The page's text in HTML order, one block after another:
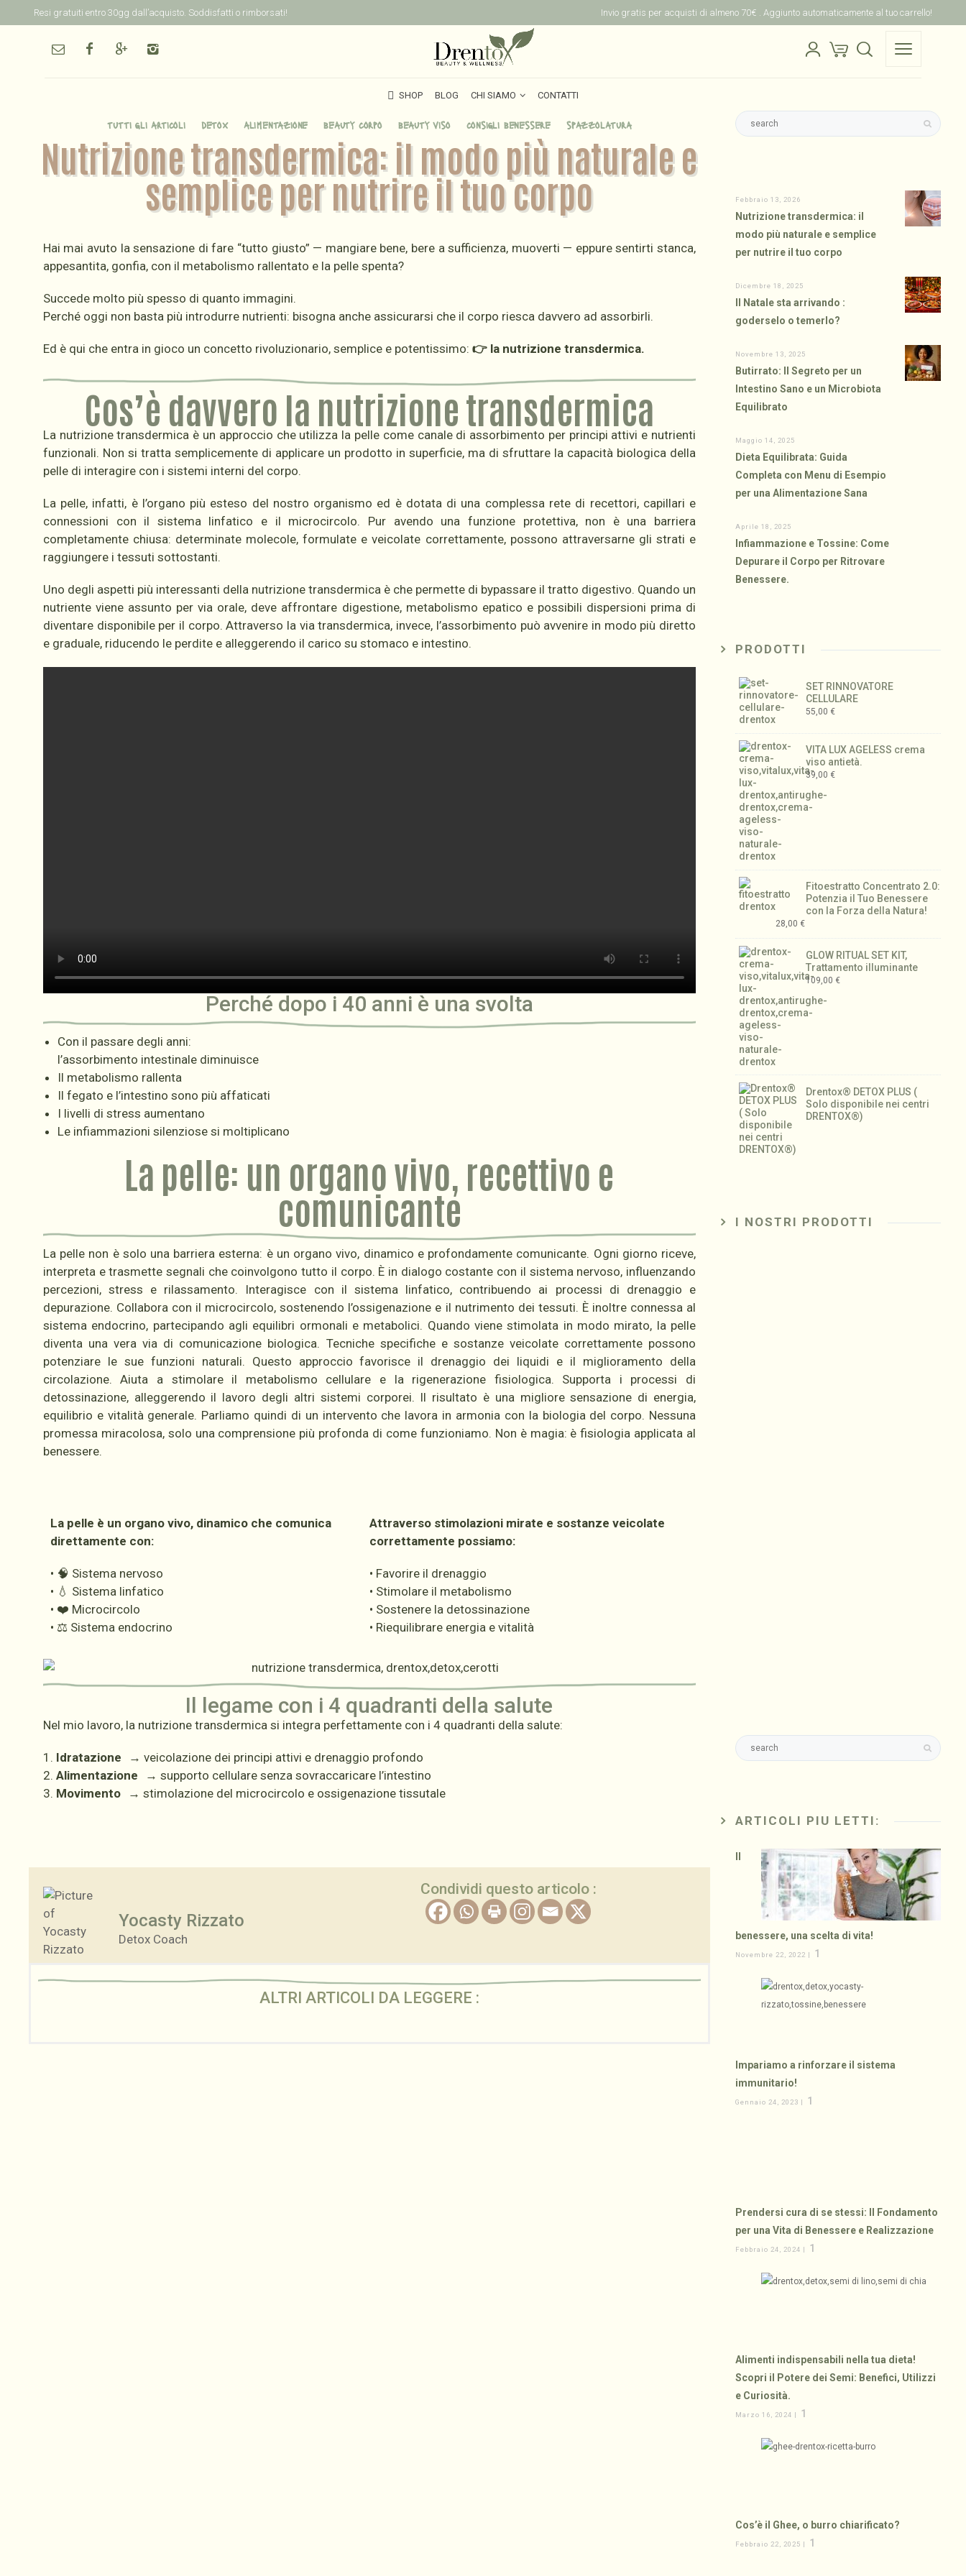
Resi gratuiti entro 30gg dall’acquisto. Soddisfatti o rimborsati! Invio gratis per acquisti di almeno 70€ . Aggiunto automaticamente al tuo carrello!
SHOP BLOG CHI SIAMO CONTATTI
tutti gli articoli detox alimentazione beauty corpo beauty viso consigli benessere spazzolatura
Nutrizione transdermica: il modo più naturale e
semplice per nutrire il tuo corpo
Hai mai avuto la sensazione di fare “tutto giusto” — mangiare bene, bere a sufficienza, muoverti — eppure sentirti stanca,
appesantita, gonfia, con il metabolismo rallentato e la pelle spenta?
Succede molto più spesso di quanto immagini.
Perché oggi non basta più introdurre nutrienti: bisogna anche assicurarsi che il corpo riesca davvero ad assorbirli.
Ed è qui che entra in gioco un concetto rivoluzionario, semplice e potentissimo: 👉 la nutrizione transdermica.
Cos’è davvero la nutrizione transdermica
La nutrizione transdermica è un approccio che utilizza la pelle come canale di assorbimento per principi attivi e nutrienti
funzionali. Non si tratta semplicemente di applicare un prodotto in superficie, ma di sfruttare la capacità biologica della
pelle di interagire con i sistemi interni del corpo.
La pelle, infatti, è l’organo più esteso del nostro organismo ed è dotata di una complessa rete di recettori, capillari e
connessioni con il sistema linfatico e il microcircolo. Pur avendo una funzione protettiva, non è una barriera
completamente chiusa: determinate molecole, formulate e veicolate correttamente, possono attraversarne gli strati e
raggiungere i tessuti sottostanti.
Uno degli aspetti più interessanti della nutrizione transdermica è che permette di bypassare il tratto digestivo. Quando un
nutriente viene assunto per via orale, deve affrontare digestione, metabolismo epatico e possibili dispersioni prima di
diventare disponibile per il corpo. Attraverso la via transdermica, invece, l’assorbimento può avvenire in modo più diretto
e graduale, riducendo le perdite e alleggerendo il carico su stomaco e intestino.
Perché dopo i 40 anni è una svolta
Con il passare degli anni:
l’assorbimento intestinale diminuisce
Il metabolismo rallenta
Il fegato e l’intestino sono più affaticati
I livelli di stress aumentano
Le infiammazioni silenziose si moltiplicano
La pelle: un organo vivo, recettivo e
comunicante
La pelle non è solo una barriera esterna: è un organo vivo, dinamico e profondamente comunicante. Ogni giorno riceve,
interpreta e trasmette segnali che coinvolgono tutto il corpo. È in dialogo costante con il sistema nervoso, influenzando
percezioni, stress e rilassamento. Interagisce con il sistema linfatico, contribuendo ai processi di drenaggio e
depurazione. Collabora con il microcircolo, sostenendo l’ossigenazione e il nutrimento dei tessuti. È inoltre connessa al
sistema endocrino, partecipando agli equilibri ormonali e metabolici. Quando viene stimolata in modo mirato, la pelle
diventa una vera via di comunicazione biologica. Tecniche specifiche e sostanze veicolate correttamente possono
potenziare le sue funzioni naturali. Questo approccio favorisce il drenaggio dei liquidi e il miglioramento della
circolazione. Aiuta a stimolare il metabolismo cellulare e la rigenerazione fisiologica. Supporta i processi di
detossinazione, alleggerendo il lavoro degli altri sistemi corporei. Il risultato è una migliore sensazione di energia,
equilibrio e vitalità generale. Parliamo quindi di un intervento che lavora in armonia con la biologia del corpo. Nessuna
promessa miracolosa, solo una comprensione più profonda di come funzioniamo. Non è magia: è fisiologia applicata al
benessere.
La pelle è un organo vivo, dinamico che comunica
direttamente con:
• 🧠 Sistema nervoso
• 💧 Sistema linfatico
• ❤️ Microcircolo
• ⚖️ Sistema endocrino
Attraverso stimolazioni mirate e sostanze veicolate
correttamente possiamo:
• Favorire il drenaggio
• Stimolare il metabolismo
• Sostenere la detossinazione
• Riequilibrare energia e vitalità
Il legame con i 4 quadranti della salute
Nel mio lavoro, la nutrizione transdermica si integra perfettamente con i 4 quadranti della salute:
1. Idratazione
→ veicolazione dei principi attivi e drenaggio profondo
2. Alimentazione
→ supporto cellulare senza sovraccaricare l’intestino
3. Movimento → stimolazione del microcircolo e ossigenazione tissutale
Yocasty Rizzato
Detox Coach
Condividi questo articolo :
ALTRI ARTICOLI DA LEGGERE :
Febbraio 13, 2026
Nutrizione transdermica: il
modo più naturale e semplice
per nutrire il tuo corpo
Dicembre 18, 2025
Il Natale sta arrivando :
goderselo o temerlo?
Novembre 13, 2025
Butirrato: Il Segreto per un
Intestino Sano e un Microbiota
Equilibrato
Maggio 14, 2025
Dieta Equilibrata: Guida
Completa con Menu di Esempio
per una Alimentazione Sana
Aprile 18, 2025
Infiammazione e Tossine: Come
Depurare il Corpo per Ritrovare
Benessere.
PRODOTTI
SET RINNOVATORE
CELLULARE
55,00 €
VITA LUX AGELESS crema
viso antietà.
39,00 €
Fitoestratto Concentrato 2.0:
Potenzia il Tuo Benessere
con la Forza della Natura!
28,00 €
GLOW RITUAL SET KIT,
Trattamento illuminante
109,00 €
Drentox® DETOX PLUS (
Solo disponibile nei centri
DRENTOX®)
I NOSTRI PRODOTTI
ARTICOLI PIU LETTI:
benessere, una scelta di vita!
Novembre 22, 2022 | 1
Impariamo a rinforzare il sistema
immunitario!
Gennaio 24, 2023 | 1
Prendersi cura di se stessi: Il Fondamento
per una Vita di Benessere e Realizzazione
Febbraio 24, 2024 | 1
Alimenti indispensabili nella tua dieta!
Scopri il Potere dei Semi: Benefici, Utilizzi
e Curiosità.
Marzo 16, 2024 | 1
Cos’è il Ghee, o burro chiarificato?
Febbraio 22, 2025 | 1